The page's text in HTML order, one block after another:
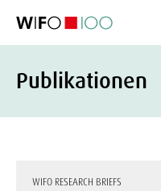
Publikationen
WIFO RESEARCH BRIEFS